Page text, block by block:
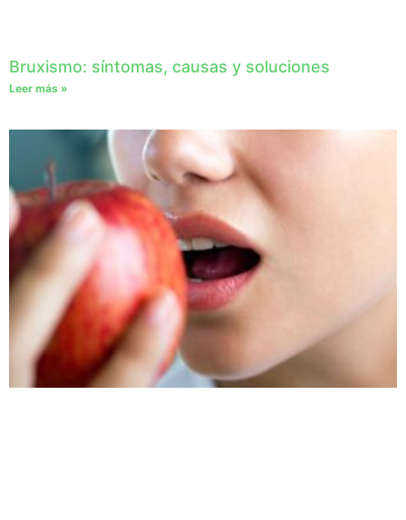
Bruxismo: síntomas, causas y soluciones
Leer más »